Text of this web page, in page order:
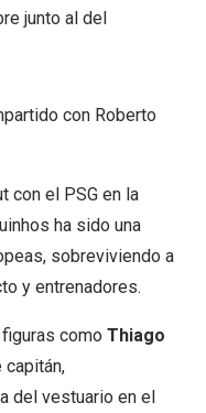
junto al del
con Roberto
con el PSG en la
ha sido una
sobreviviendo a
y entrenadores.
como Thiago
capitán,
del vestuario en el